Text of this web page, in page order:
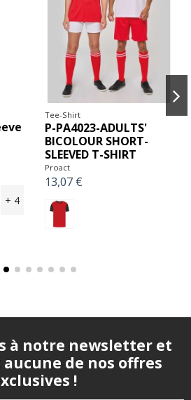
+ 4
Tee-Shirt
P-PA4023-ADULTS'
BICOLOUR SHORT-
SLEEVED T-SHIRT
Proact
13,07 €
à notre newsletter et
de nos offres
!